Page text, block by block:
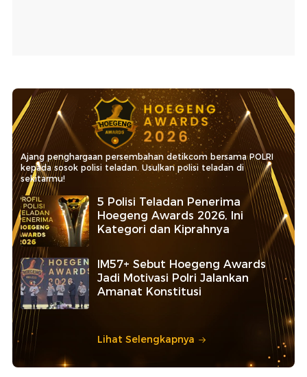
Ajang penghargaan persembahan detikcom bersama POLRI
kepada sosok polisi teladan. Usulkan polisi teladan di
sekitarmu!
5 Polisi Teladan Penerima
Hoegeng Awards 2026, Ini
Kategori dan Kiprahnya
IM57+ Sebut Hoegeng Awards
Jadi Motivasi Polri Jalankan
Amanat Konstitusi
Lihat Selengkapnya